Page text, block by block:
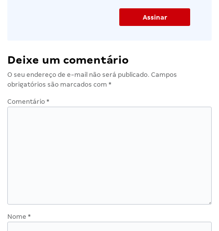
Deixe um comentário
O seu endereço de e-mail não será publicado. Campos
obrigatórios são marcados com *
Comentário *
Nome *